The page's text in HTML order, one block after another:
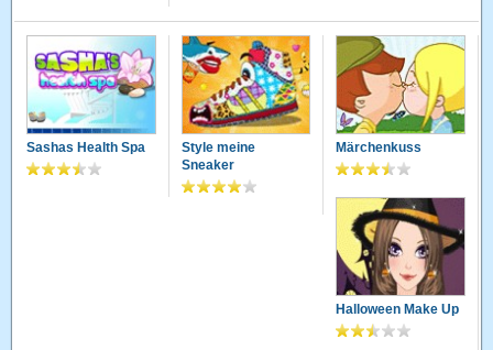
Sashas Health Spa
Style meine
Sneaker
Märchenkuss
Halloween Make Up